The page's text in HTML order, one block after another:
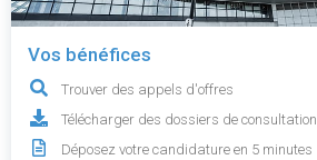
Vos bénéfices
Trouver des appels d'offres
Télécharger des dossiers de consultation
Déposez votre candidature en 5 minutes